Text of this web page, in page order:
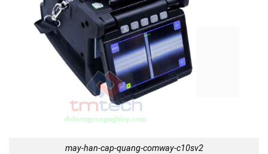
may-han-cap-quang-comway-c10sv2